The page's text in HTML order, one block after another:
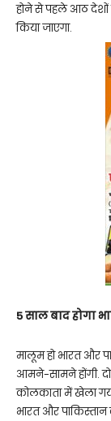
होने से पहले आठ देशों
किया जाएगा.
5 साल बाद होगा
मालूम हो भारत और
आमने-सामने होंगी.
कोलकाता में खेला
भारत और